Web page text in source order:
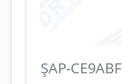
ŞAP-CE9ABF